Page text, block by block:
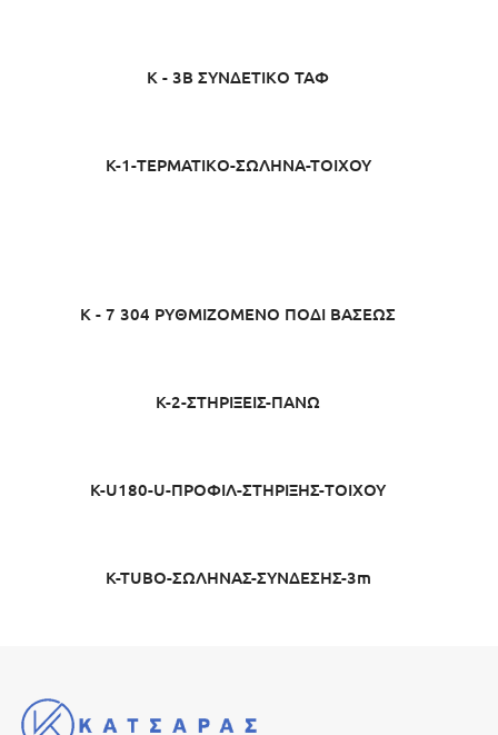
K - 3B ΣΥΝΔΕΤΙΚΟ ΤΑΦ
K-1-ΤΕΡΜΑΤΙΚΟ-ΣΩΛΗΝΑ-ΤΟΙΧΟΥ
K - 7 304 ΡΥΘΜΙΖΟΜΕΝΟ ΠΟΔΙ ΒΑΣΕΩΣ
K-2-ΣΤΗΡΙΞΕΙΣ-ΠΑΝΩ
K-U180-U-ΠΡΟΦΙΛ-ΣΤΗΡΙΞΗΣ-TOIXOY
K-TUBO-ΣΩΛΗΝΑΣ-ΣΥΝΔΕΣΗΣ-3m